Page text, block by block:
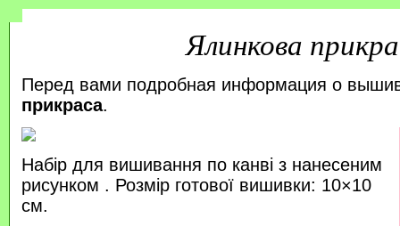
Ялинкова
Перед вами подробная информация о
прикраса.
Набір для вишивання по канві з нанесеним
рисунком . Розмір готової вишивки: 10×10
см.